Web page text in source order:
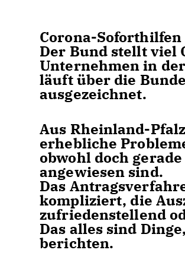
Corona-
Der Bund stellt viel
Unternehmen in
läuft über die
ausgezeichnet.
Aus Rheinland-
erhebliche
obwohl doch
angewiesen sind.
Das
kompliziert, die
zufriedenstellend
Das alles sind
berichten.